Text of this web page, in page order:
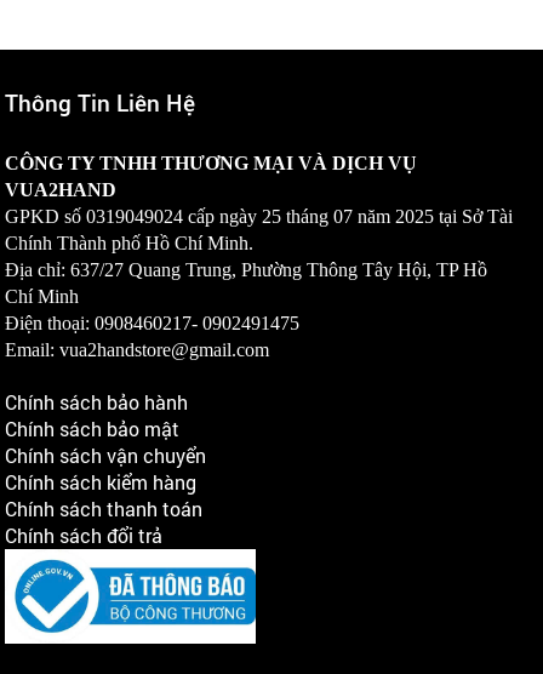
Thông Tin Liên Hệ
CÔNG TY TNHH THƯƠNG MẠI VÀ DỊCH VỤ
VUA2HAND
GPKD số0319049024 cấp ngày 25 tháng 07 năm 2025 tại Sở Tài
Chính Thành phố Hồ Chí Minh.
Địa chỉ: 637/27 Quang Trung, Phường Thông Tây Hội, TP Hồ
Chí Minh
Điện thoại: 0908460217-0902491475
Email: vua2handstore@gmail.com
Chính sách bảo hành
Chính sách bảo mật
Chính sách vận chuyển
Chính sách kiểm hàng
Chính sách thanh toán
Chính sách đổi trả